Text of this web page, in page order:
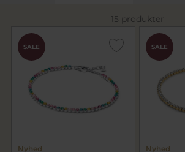
15 produkter
SALE
Nyhed
SALE
Nyhed